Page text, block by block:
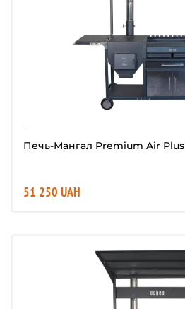
Печь-Мангал Premium Air Plus
51 250 UAH